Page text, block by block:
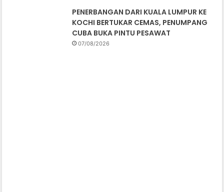
PENERBANGAN DARI KUALA LUMPUR KE
KOCHI BERTUKAR CEMAS, PENUMPANG
CUBA BUKA PINTU PESAWAT
07/08/2026